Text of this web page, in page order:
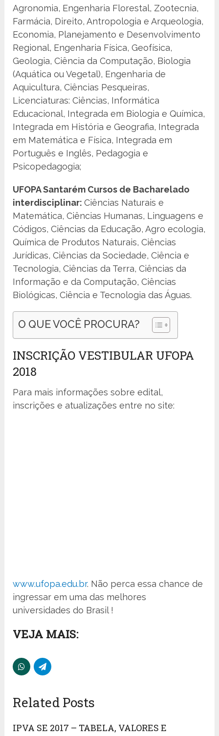
Agronomia, Engenharia Florestal, Zootecnia,
Farmácia, Direito, Antropologia e Arqueologia,
Economia, Planejamento e Desenvolvimento
Regional, Engenharia Física, Geofísica,
Geologia, Ciência da Computação, Biologia
(Aquática ou Vegetal), Engenharia de
Aquicultura, Ciências Pesqueiras,
Licenciaturas: Ciências, Informática
Educacional, Integrada em Biologia e Química,
Integrada em História e Geografia, Integrada
em Matemática e Física, Integrada em
Português e Inglês, Pedagogia e
Psicopedagogia;
UFOPA Santarém Cursos de Bacharelado
interdisciplinar:Ciências Naturais e
Matemática, Ciências Humanas, Linguagens e
Códigos, Ciências da Educação, Agro ecologia,
Química de Produtos Naturais, Ciências
Jurídicas, Ciências da Sociedade, Ciência e
Tecnologia, Ciências da Terra, Ciências da
Informação e da Computação, Ciências
Biológicas, Ciência e Tecnologia das Águas.
O QUE VOCÊ PROCURA?
INSCRIÇÃO VESTIBULAR UFOPA
2018
Para mais informações sobre edital,
inscrições e atualizações entre no site:
www.ufopa.edu.br. Não perca essa chance de
ingressar em uma das melhores
universidades do Brasil !
VEJA MAIS:
Related Posts
IPVA SE 2017 – TABELA, VALORES E